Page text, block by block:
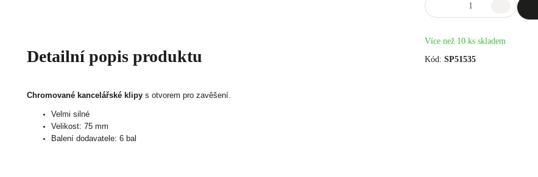
Detailní popis produktu
Chromované kancelářské klipy s otvorem pro zavěšení.
Velmi silné
Velikost: 75 mm
Balení dodavatele: 6 bal
Více než 10 ks skladem
Kód: SP51535